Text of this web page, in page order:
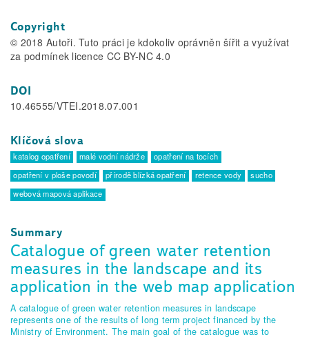
Copyright
© 2018 Autoři. Tuto práci je kdokoliv oprávněn šířit a využívat
za podmínek licence CC BY-NC 4.0
DOI
10.46555/VTEI.2018.07.001
Klíčová slova
katalog opatření malé vodní nádrže
opatření na tocích
opatření v ploše povodí
přírodě blízká opatření retence vody
sucho
webová mapová aplikace
Summary
Catalogue of green water retention
measures in the landscape and its
application in the web map application
A catalogue of green water retention measures in landscape
represents one of the results of long term project financed by the
Ministry of Environment. The main goal of the catalogue was to